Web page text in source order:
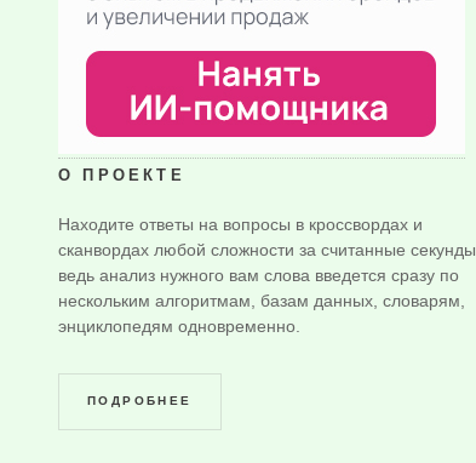
О ПРОЕКТЕ
Находите ответы на вопросы в кроссвордах и
сканвордах любой сложности за считанные секунды,
ведь анализ нужного вам слова введется сразу по
нескольким алгоритмам, базам данных, словарям,
энциклопедям одновременно.
ПОДРОБНЕЕ